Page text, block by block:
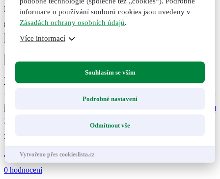
Expedujeme do druhého dne po uhrazení
Šišák
originální
bylinné
Doporučené kombinace
169
295
Ashwagandha (Vitánie snodárná), originální bylinné kapky, 50 ml
0 hodnocení
informace o používání souborů cookies jsou uvedeny v
Zásadách ochrany osobních údajů
Více informací
Souhlasím se vším
Podrobné nastavení
Odmítnout vše
Vytvořeno přes cookieslista.cz